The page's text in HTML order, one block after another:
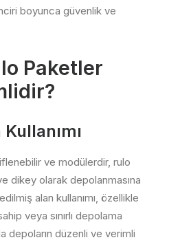
boyunca güvenlik ve
Paketler
ve modülerdir, rulo
dikey olarak depolanmasına
alan kullanımı, özellikle
veya sınırlı depolama
depoların düzenli ve verimli